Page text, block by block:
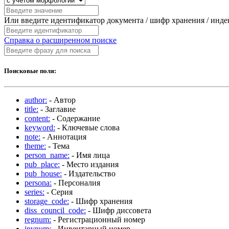
Или введите идентификатор документа / шифр хранения /
Справка о расширенном поиске
Поисковые поля:
author: - Автор
title: - Заглавие
content: - Содержание
keyword: - Ключевые слова
note: - Аннотация
theme: - Тема
person_name: - Имя лица
pub_place: - Место издания
pub_house: - Издательство
persona: - Персоналия
series: - Серия
storage_code: - Шифр хранения
diss_council_code: - Шифр диссовета
regnum: - Регистрационный номер